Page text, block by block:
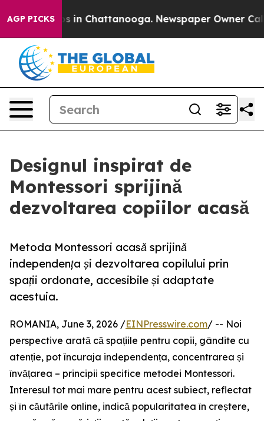
AGP PICKS
Chaos in Chattanooga. Newspaper Owner Calls
Designul inspirat de
Montessori sprijină
dezvoltarea copiilor acasă
Metoda Montessori acasă sprijină
independența și dezvoltarea copilului prin
spații ordonate, accesibile și adaptate
acestuia.
ROMANIA, June 3, 2026 /EINPresswire.com/ -- Noi
perspective arată că spațiile pentru copii, gândite cu
atenție, pot încuraja independența, concentrarea și
învățarea – principii specifice metodei Montessori.
Interesul tot mai mare pentru acest subiect, reflectat
și în căutările online, indică popularitatea în creștere,